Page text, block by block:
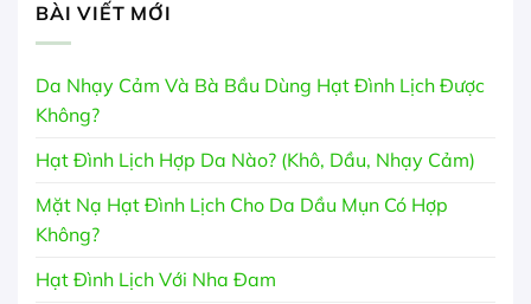
BÀI VIẾT MỚI
Da Nhạy Cảm Và Bà Bầu Dùng Hạt Đình Lịch Được
Không?
Hạt Đình Lịch Hợp Da Nào? (Khô, Dầu, Nhạy Cảm)
Mặt Nạ Hạt Đình Lịch Cho Da Dầu Mụn Có Hợp
Không?
Hạt Đình Lịch Với Nha Đam